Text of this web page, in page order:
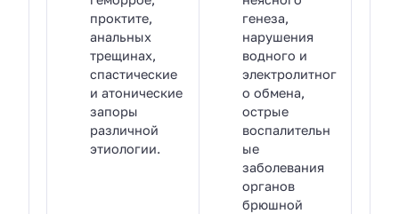
проктите,
анальных
трещинах,
спастические
и атонические
запоры
различной
этиологии.
генеза,
нарушения
водного и
электролитног
о обмена,
острые
воспалительн
ые
заболевания
органов
брюшной